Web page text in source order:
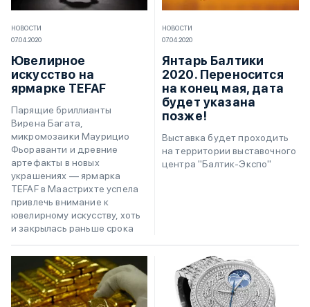
НОВОСТИ
07.04.2020
Ювелирное
искусство на
ярмарке TEFAF
Парящие бриллианты
Вирена Багата,
микромозаики Маурицио
Фьораванти и древние
артефакты в новых
украшениях — ярмарка
TEFAF в Маастрихте успела
привлечь внимание к
ювелирному искусству, хоть
и закрылась раньше срока
НОВОСТИ
07.04.2020
Янтарь Балтики
2020. Переносится
на конец мая, дата
будет указана
позже!
Выставка будет проходить
на территории выставочного
центра "Балтик-Экспо"